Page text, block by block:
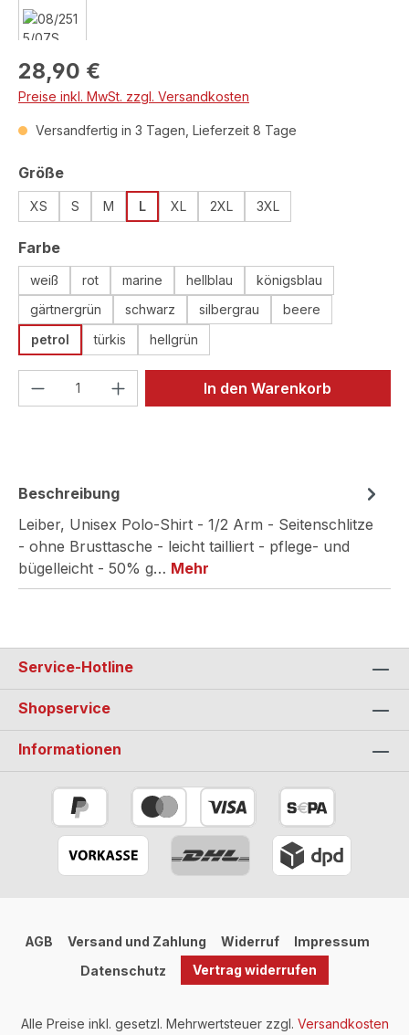
Regulärer Preis:
28,90 €
Preise inkl. MwSt. zzgl. Versandkosten
Versandfertig in 3 Tagen, Lieferzeit 8 Tage
Größeauswählen
XS S M L XL 2XL 3XL
Farbeauswählen
weiß rot marine hellblau
königsblau
gärtnergrün
schwarz silbergrau
beere
petrol
türkis hellgrün
Produkt Anzahl: Gib denIn den Warenkorb
Beschreibung
Leiber, Unisex Polo-Shirt - 1/2 Arm - Seitenschlitze
- ohne Brusttasche - leicht tailliert - pflege- und
bügelleicht - 50% g… Mehr
Service-Hotline
Shopservice
Informationen
AGB Versand und Zahlung Widerruf
Impressum
Datenschutz
Vertrag widerrufen
Alle Preise inkl. gesetzl. Mehrwertsteuer zzgl. Versandkosten